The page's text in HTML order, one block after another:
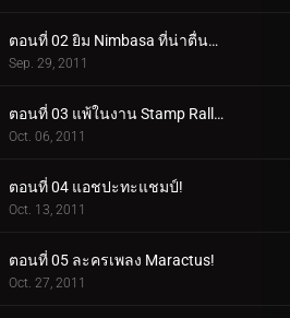
ตอนที่ 02 ยิม Nimbasa ที่น่าตื่นตาตื่นใจ!
Sep. 29, 2011
ตอนที่ 03 แพ้ในงาน Stamp Rally!
Oct. 06, 2011
ตอนที่ 04 แอชปะทะแชมป์!
Oct. 13, 2011
ตอนที่ 05 ละครเพลง Maractus!
Oct. 27, 2011